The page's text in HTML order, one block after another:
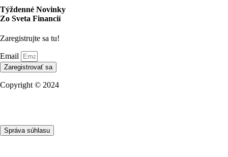
Týždenné Novinky
Zo Sveta Financií
Zaregistrujte sa tu!
Email
Zaregistrovať sa
Copyright © 2024
Správa súhlasu